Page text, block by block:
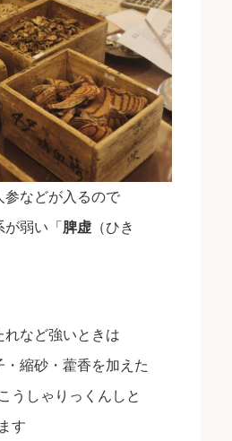
参などが入るので
弱い「 脾虚 （ひき
など強いときは
縮砂・藿香を加えた
うしゃりっくんしと
す